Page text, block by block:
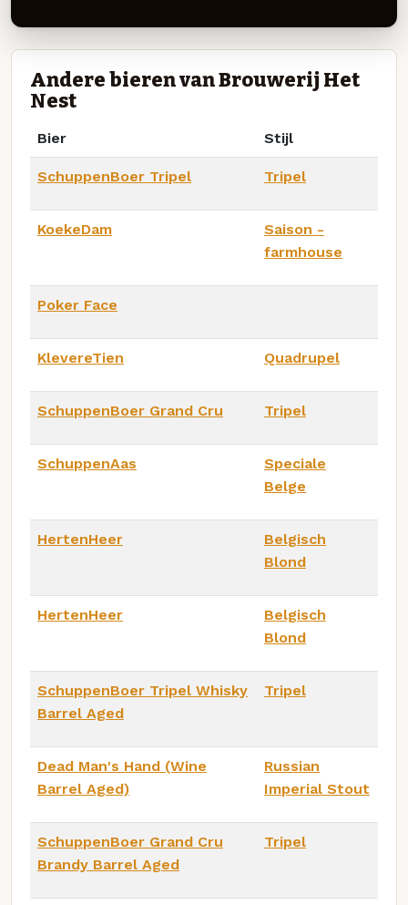
Andere bieren van Brouwerij Het
Nest
Bier Stijl
SchuppenBoer Tripel Tripel
KoekeDam
Saison -
farmhouse
Poker Face
KlevereTien Quadrupel
SchuppenBoer Grand Cru Tripel
SchuppenAas
Speciale
Belge
HertenHeer
Belgisch
Blond
HertenHeer
Belgisch
Blond
SchuppenBoer Tripel Whisky
Barrel Aged
Tripel
Dead Man's Hand (Wine
Barrel Aged)
Russian
Imperial Stout
SchuppenBoer Grand Cru
Brandy Barrel Aged
Tripel